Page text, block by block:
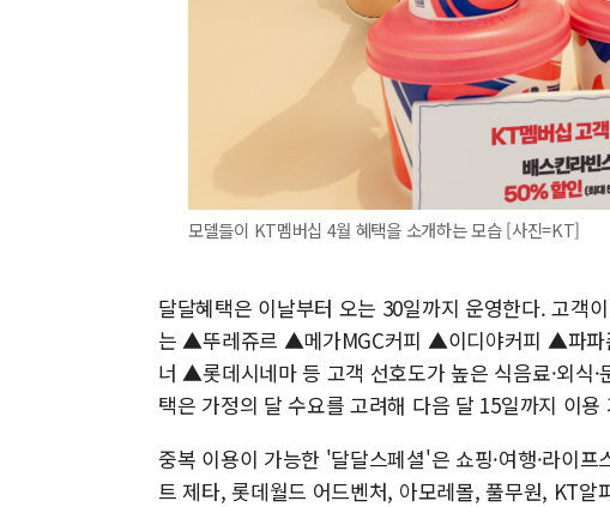
모델들이 KT멤버십 4월 혜택을 소개하는 모습 [사진=KT]
달달혜택은 이날부터 오는 30일까지 운영한다. 고객
는 ▲뚜레쥬르 ▲메가MGC커피 ▲이디야커피 ▲파
너 ▲롯데시네마 등 고객 선호도가 높은 식음료·외식
택은 가정의 달 수요를 고려해 다음 달 15일까지 이용
중복 이용이 가능한 '달달스페셜'은 쇼핑·여행·라이
트 제타, 롯데월드 어드벤처, 아모레몰, 풀무원, KT